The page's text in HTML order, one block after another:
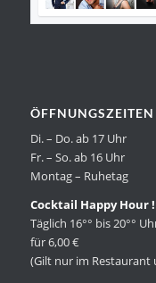
ÖFFNUNGSZEITEN
Di. – Do. ab 17 Uhr
Fr. – So. ab 16 Uhr
Montag – Ruhetag
Cocktail Happy Hour !
Täglich 16°° bis 20°°
für 6,00 €
(Gilt nur im Restaurant